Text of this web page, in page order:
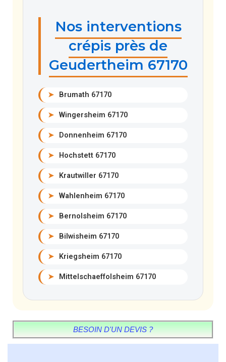
Nos interventions
crépis près de
Geudertheim 67170
➤ Brumath 67170
➤ Wingersheim 67170
➤ Donnenheim 67170
➤ Hochstett 67170
➤ Krautwiller 67170
➤ Wahlenheim 67170
➤ Bernolsheim 67170
➤ Bilwisheim 67170
➤ Kriegsheim 67170
➤ Mittelschaeffolsheim 67170
BESOIN D'UN DEVIS ?